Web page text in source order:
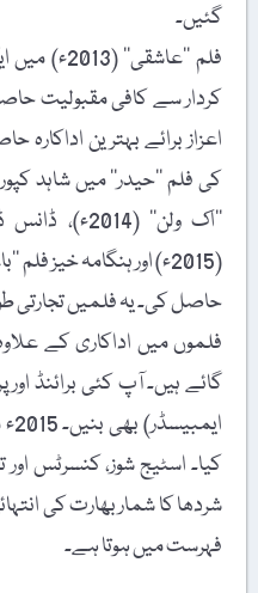
گئیں۔
فلم
کردار سے کافی مقبولیت
اعزاز برائے بہترین
کی فلم ’’حیدر‘‘ میں شاہد
’’اک ولن‘‘
حاصل کی۔ یہ فلمیں تجارتی
فلموں میں اداکاری کے
گائے ہیں۔ آپ کئی برائنڈ
کیا۔ اسٹیج شوز، کنسرٹس
شردھا کا شمار بھارت کی
فہرست میں ہوتا ہے۔